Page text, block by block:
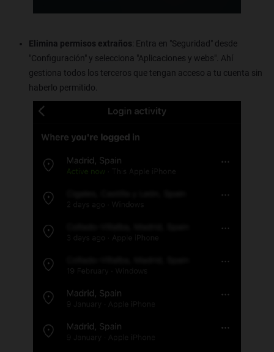
Elimina permisos extraños: Entra en "Seguridad" desde
"Configuración" y selecciona "Aplicaciones y webs". Ahí
gestiona todos los terceros que tengan acceso a tu cuenta sin
haberlo permitido.